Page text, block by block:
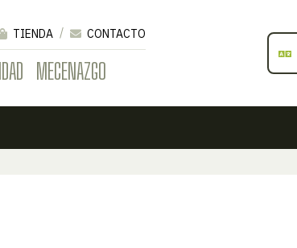
MECENAZGO
TIENDA
CONTACTO